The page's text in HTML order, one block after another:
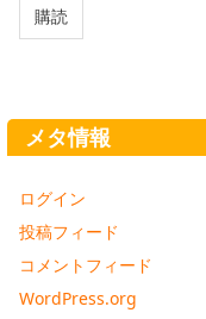
ド
購読
メタ情報
ログイン
投稿フィード
コメントフィード
WordPress.org